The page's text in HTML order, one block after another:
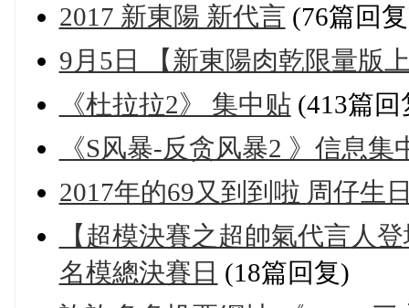
2017 新東陽 新代言 (76篇回
9月5日 【新東陽肉乾限量版
《杜拉拉2》 集中贴 (413篇回
《S风暴-反贪风暴2 》信息集
2017年的69又到到啦 周仔生
【超模決賽之超帥氣代言人
名模總決賽日 (18篇回复)